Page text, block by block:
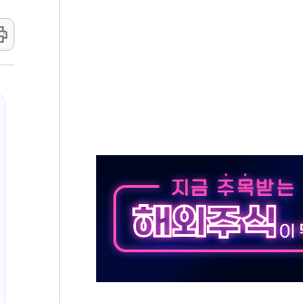
동
톱'… 美 해상봉쇄 영향
·태양광주↑ VS 트레이드데스크·웬디스↓
끝까지 찾겠다"